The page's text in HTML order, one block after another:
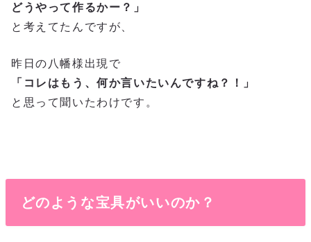
どうやって作るかー？」
と考えてたんですが、
昨日の八幡様出現で
「コレはもう、何か言いたいんですね？！」
と思って聞いたわけです。
どのような宝具がいいのか？